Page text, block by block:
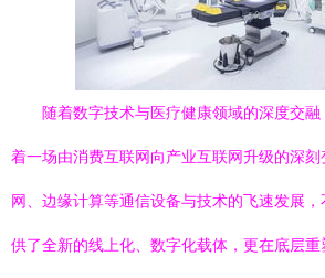
随着数字技术与医疗健康领域的深度交
着一场由消费互联网向产业互联网升级的深
网、边缘计算等通信设备与技术的飞速发展
供了全新的线上化、数字化载体，更在底层